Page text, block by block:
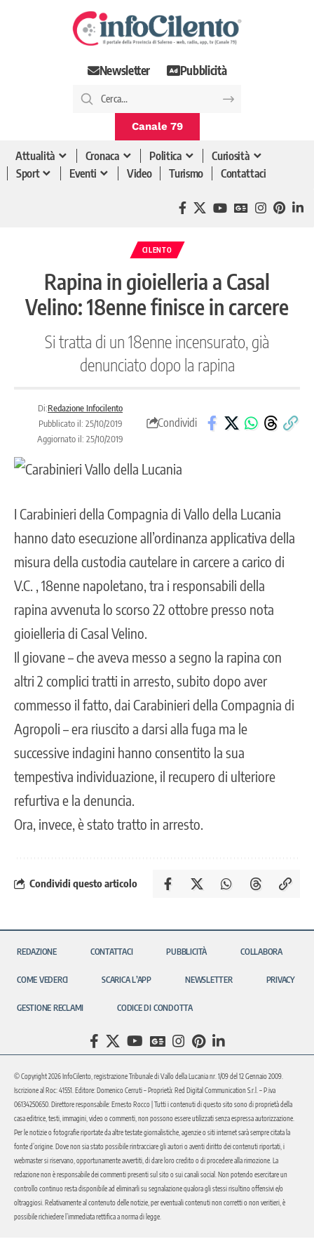
Newsletter Pubblicità
Canale 79
Attualità Cronaca Politica
Curiosità
Sport
Eventi Video Turismo Contattaci
CILENTO
Rapina in gioielleria a Casal
Velino: 18enne finisce in carcere
Si tratta di un 18enne incensurato, già
denunciato dopo la rapina
Di:Redazione Infocilento
Pubblicato il: 25/10/2019
Aggiornato il: 25/10/2019
Condividi
I Carabinieri della Compagnia di Vallo della Lucania
hanno dato esecuzione all’ordinanza applicativa della
misura della custodia cautelare in carcere a carico di
V.C. , 18enne napoletano, tra i responsabili della
rapina avvenuta lo scorso 22 ottobre presso nota
gioielleria di Casal Velino.
Il giovane – che aveva messo a segno la rapina con
altri 2 complici tratti in arresto, subito dopo aver
commesso il fatto, dai Carabinieri della Compagnia di
Agropoli – era riuscito a darsi alla fuga ma le
successive indagini hanno consentito la sua
tempestiva individuazione, il recupero di ulteriore
refurtiva e la denuncia.
Ora, invece, è stato tratto in arresto.
Condividi questo articolo
REDAZIONE CONTATTACI PUBBLICITÀ COLLABORA
COME VEDERCI SCARICA L’APP NEWSLETTER PRIVACY
GESTIONE RECLAMI CODICE DI CONDOTTA
© Copyright 2026 InfoCilento, registrazione Tribunale di Vallo della Lucania nr. 1/09 del 12 Gennaio 2009.
Iscrizione al Roc: 41551. Editore: Domenico Cerruti – Proprietà: Red Digital Communication S.r.l. – P.iva
06134250650. Direttore responsabile: Ernesto Rocco | Tutti i contenuti di questo sito sono di proprietà della
casa editrice, testi, immagini, video o commenti, non possono essere utilizzati senza espressa autorizzazione.
Per le notizie o fotografie riportate da altre testate giornalistiche, agenzie o siti internet sarà sempre citata la
fonte d’origine. Dove non sia stato possibile rintracciare gli autori o aventi diritto dei contenuti riportati, i
webmaster si riservano, opportunamente avvertiti, di dare loro credito o di procedere alla rimozione. La
redazione non è responsabile dei commenti presenti sul sito o sui canali social. Non potendo esercitare un
controllo continuo resta disponibile ad eliminarli su segnalazione qualora gli stessi risultino offensivi e/o
oltraggiosi. Relativamente al contenuto delle notizie, per eventuali contenuti non corretti o non veritieri, è
possibile richiedere l’immediata rettifica a norma di legge.